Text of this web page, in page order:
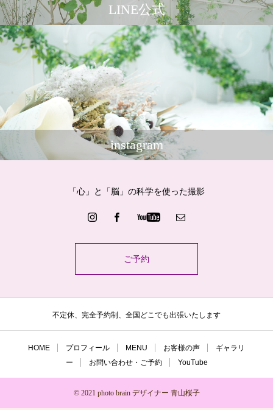
LINE公式
instagram
「心」と「脳」の科学を使った撮影
ご予約
不定休、完全予約制、全国どこでも出張いたします
HOME プロフィール MENU お客様の声
ギャラリ
ー
お問い合わせ・ご予約 YouTube
© 2021 photo brain デザイナー 青山桜子